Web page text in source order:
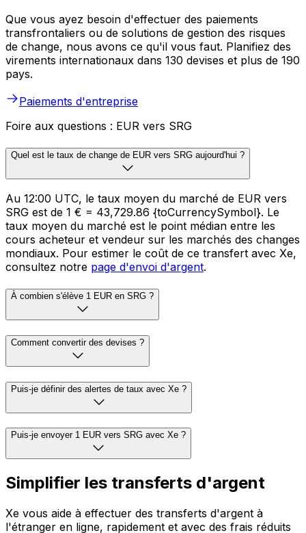
Que vous ayez besoin d'effectuer des paiements
transfrontaliers ou de solutions de gestion des risques
de change, nous avons ce qu'il vous faut. Planifiez des
virements internationaux dans 130 devises et plus de 190
pays.
Paiements d'entreprise
Foire aux questions : EUR vers SRG
Quel est le taux de change de EUR vers SRG aujourd'hui ?
Au 12:00 UTC, le taux moyen du marché de EUR vers
SRG est de 1 € = 43,729.86 {toCurrencySymbol}. Le
taux moyen du marché est le point médian entre les
cours acheteur et vendeur sur les marchés des changes
mondiaux. Pour estimer le coût de ce transfert avec Xe,
consultez notre page d'envoi d'argent.
À combien s'élève 1 EUR en SRG ?
Comment convertir des devises ?
Puis-je définir des alertes de taux avec Xe ?
Puis-je envoyer 1 EUR vers SRG avec Xe ?
Simplifier les transferts d'argent
Xe vous aide à effectuer des transferts d'argent à
l'étranger en ligne, rapidement et avec des frais réduits